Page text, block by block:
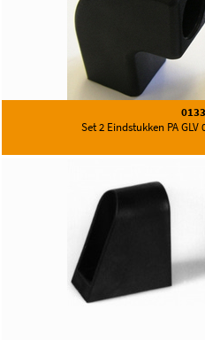
Set 2 Eindstukken PA